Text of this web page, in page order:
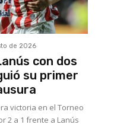
de 2026
con dos
su primer
victoria en el Torneo
2 a 1 frente a Lanús